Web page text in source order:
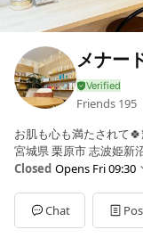
メナー
Friends 195
お肌も心も満たされて
宮城県 栗原市 志波姫新
Closed Opens Fri 09:30
Sun09:30 - 17:30
Mon09:30 - 18:00
Tue
09:30 - 18:00
Chat